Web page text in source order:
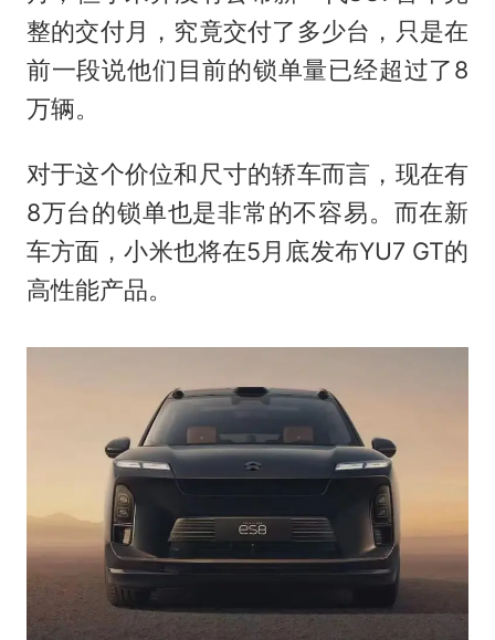
整的交付月，究竟交付了多少台，只是在
前一段说他们目前的锁单量已经超过了8
万辆。
对于这个价位和尺寸的轿车而言，现在有
8万台的锁单也是非常的不容易。而在新
车方面，小米也将在5月底发布YU7 GT的
高性能产品。